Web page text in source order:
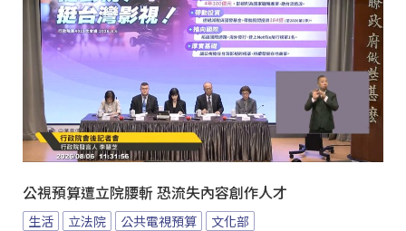
公視預算遭立院腰斬 恐流失內容創作人才
生活 立法院 公共電視預算 文化部